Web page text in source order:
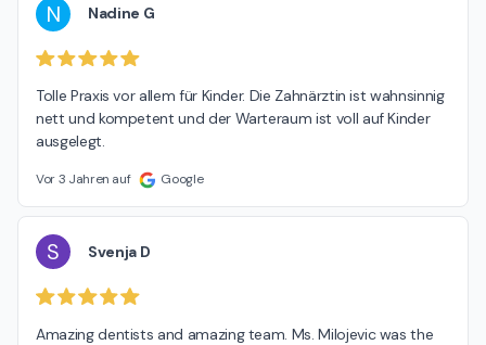
N Nadine G
Tolle Praxis vor allem für Kinder. Die Zahnärztin ist wahnsinnig
nett und kompetent und der Warteraum ist voll auf Kinder
ausgelegt.
Vor 3 Jahren auf Google
S Svenja D
Amazing dentists and amazing team. Ms. Milojevic was the